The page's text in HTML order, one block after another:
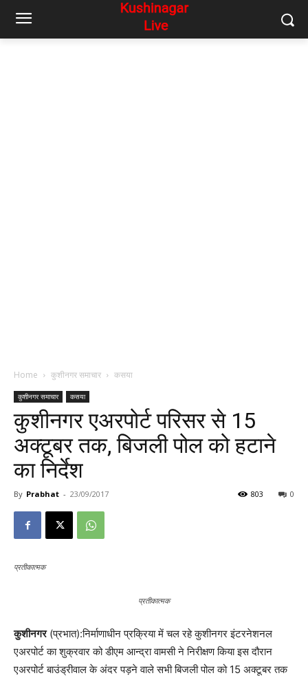
Home कुशीनगर समाचार कसया
कुशीनगर समाचार कसया
कुशीनगर एअरपोर्ट परिसर से 15
अक्टूबर तक, बिजली पोल को हटाने
का निर्देश
By Prabhat - 23/09/2017 0
803
प्रतीकात्मक
प्रतीकात्मक
कुशीनगर(प्रभात):निर्माणाधीन प्रक्रिया में चल रहे कुशीनगर इंटरनेशनल
एअरपोर्ट का शुक्रवार को डीएम आन्द्रा वामसी ने निरीक्षण किया इस दौरान
एअरपोर्ट बाउंड्रीवाल के अंदर पड़ने वाले सभी बिजली पोल को 15 अक्टूबर तक